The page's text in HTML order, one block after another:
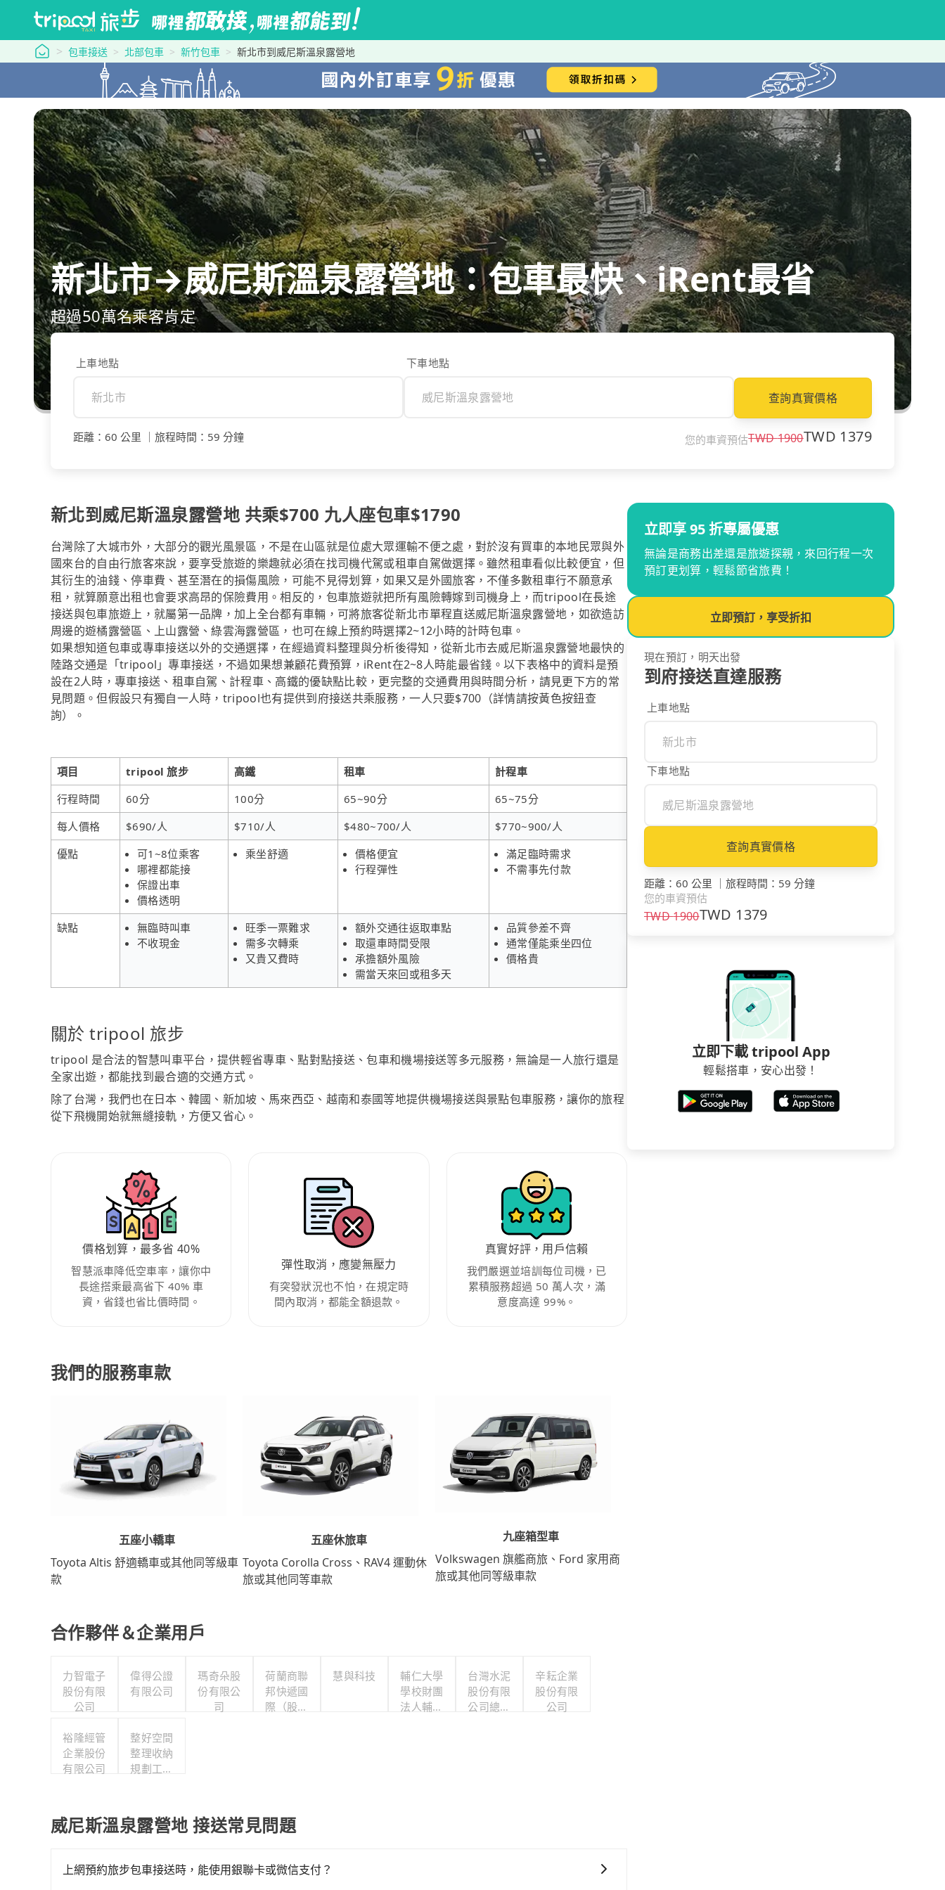
tripool 旅步
包車接送 北部包車 新竹包車 新北市到威尼斯溫泉露營地
新北市→威尼斯溫泉露營地：包車最快、iRent最省
超過50萬名乘客肯定
上車地點 下車地點
查詢真實價格
距離 ： 60 公里 旅程時間 ： 59 分鐘 您的車資預估TWD1900TWD 1379
新北到威尼斯溫泉露營地 共乘$700 九人座包車$1790
台灣除了大城市外，大部分的觀光風景區，不是在山區就是位處大眾運輸不便之處，對於沒有買車的本地民眾與外
國來台的自由行旅客來說，要享受旅遊的樂趣就必須在找司機代駕或租車自駕做選擇。雖然租車看似比較便宜，但
其衍生的油錢、停車費、甚至潛在的損傷風險，可能不見得划算，如果又是外國旅客，不僅多數租車行不願意承
租，就算願意出租也會要求高昂的保險費用。相反的，包車旅遊就把所有風險轉嫁到司機身上，而tripool在長途
接送與包車旅遊上，就屬第一品牌，加上全台都有車輛，可將旅客從新北市單程直送威尼斯溫泉露營地，如欲造訪
周邊的遊橘露營區、上山露營、綠雲海露營區，也可在線上預約時選擇2~12小時的計時包車。
如果想知道包車或專車接送以外的交通選擇，在經過資料整理與分析後得知，從新北市去威尼斯溫泉露營地最快的
陸路交通是「tripool」專車接送，不過如果想兼顧花費預算，iRent在2~8人時能最省錢。以下表格中的資料是預
設在2人時，專車接送、租車自駕、計程車、高鐵的優缺點比較，更完整的交通費用與時間分析，請見更下方的常
見問題。但假設只有獨自一人時，tripool也有提供到府接送共乘服務，一人只要$700（詳情請按黃色按鈕查
詢）。
項目 tripool 旅步 高鐵 租車
計程車
行程時間
60分 100分 65~90分
65~75分
每人價格
$690/人 $710/人 $480~700/人
$770~900/人
優點
可1~8位乘客
哪裡都能接
保證出車
價格透明
乘坐舒適
價格便宜
行程彈性
滿足臨時需求
不需事先付款
缺點
無臨時叫車
不收現金
旺季一票難求
需多次轉乘
又貴又費時
額外交通往返取車點
取還車時間受限
承擔額外風險
需當天來回或租多天
品質參差不齊
通常僅能乘坐四位
價格貴
關於 tripool 旅步
tripool 是合法的智慧叫車平台，提供輕省專車、點對點接送、包車和機場接送等多元服務，無論是一人旅行還是
全家出遊，都能找到最合適的交通方式。
除了台灣，我們也在日本、韓國、新加坡、馬來西亞、越南和泰國等地提供機場接送與景點包車服務，讓你的旅程
從下飛機開始就無縫接軌，方便又省心。
價格划算，最多省 40%
智慧派車降低空車率，讓你中
長途搭乘最高省下 40% 車
資，省錢也省比價時間。
彈性取消，應變無壓力
有突發狀況也不怕，在規定時
間內取消，都能全額退款。
真實好評，用戶信賴
我們嚴選並培訓每位司機，已
累積服務超過 50 萬人次，滿
意度高達 99%。
我們的服務車款
五座小轎車
Toyota Altis 舒適轎車或其他同等級車
款
五座休旅車
Toyota Corolla Cross、RAV4 運動休
旅或其他同等車款
九座箱型車
Volkswagen 旗艦商旅、Ford 家用商
旅或其他同等級車款
合作夥伴＆企業用戶
力智電子
股份有限
公司
偉得公證
有限公司
瑪奇朵股
份有限公
司
荷蘭商聯
邦快遞國
際（股）
慧與科技
輔仁大學
學校財團
法人輔仁
台灣水泥
股份有限
公司總管
辛耘企業
股份有限
公司
裕隆經管
企業股份
有限公司
整好空間
整理收納
規劃工作
威尼斯溫泉露營地 接送常見問題
上網預約旅步包車接送時，能使用銀聯卡或微信支付？
立即享 95 折專屬優惠
無論是商務出差還是旅遊探親，來回行程一次
預訂更划算，輕鬆節省旅費！
立即預訂，享受折扣
現在預訂，明天出發
到府接送直達服務
上車地點
下車地點
查詢真實價格
距離 ： 60 公里 ｜ 旅程時間 ： 59 分鐘
您的車資預估
TWD1900TWD 1379
立即下載 tripool App
輕鬆搭車，安心出發！